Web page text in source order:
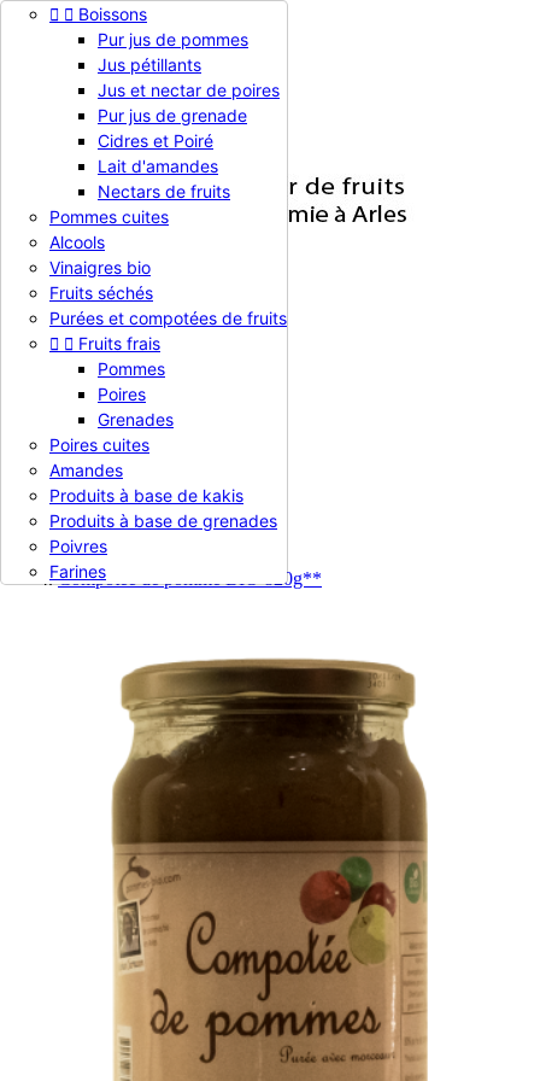
Connexion
Toutes les catégories
Nos Produits
  Boissons
Pur jus de pommes
Jus pétillants
Jus et nectar de poires
Pur jus de grenade
Cidres et Poiré
Lait d'amandes
Nectars de fruits
Pommes cuites
Alcools
Vinaigres bio
Fruits séchés
Purées et compotées de fruits
  Fruits frais
Pommes
Poires
Grenades
Poires cuites
Amandes
Produits à base de kakis
Produits à base de grenades
Poivres
Farines
NOS CERTIFICATS
Agenda
PRESSE
Panier Produit(0)
Accueil
Nos Produits
Pommes cuites
Compotée de pomme BIO 820g**